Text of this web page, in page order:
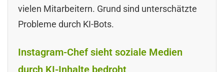
vielen Mitarbeitern. Grund sind unterschätzte
Probleme durch KI-Bots.
Instagram-Chef sieht soziale Medien
durch KI-Inhalte bedroht